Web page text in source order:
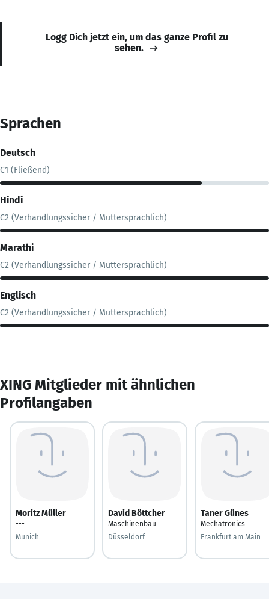
Logg Dich jetzt ein, um das ganze Profil zu
sehen.
Sprachen
Deutsch
C1 (Fließend)
Hindi
C2 (Verhandlungssicher / Muttersprachlich)
Marathi
C2 (Verhandlungssicher / Muttersprachlich)
Englisch
C2 (Verhandlungssicher / Muttersprachlich)
XING Mitglieder mit ähnlichen
Profilangaben
Moritz Müller
---
Munich
David Böttcher
Maschinenbau
Düsseldorf
Taner Günes
Mechatronics
Frankfurt am Main